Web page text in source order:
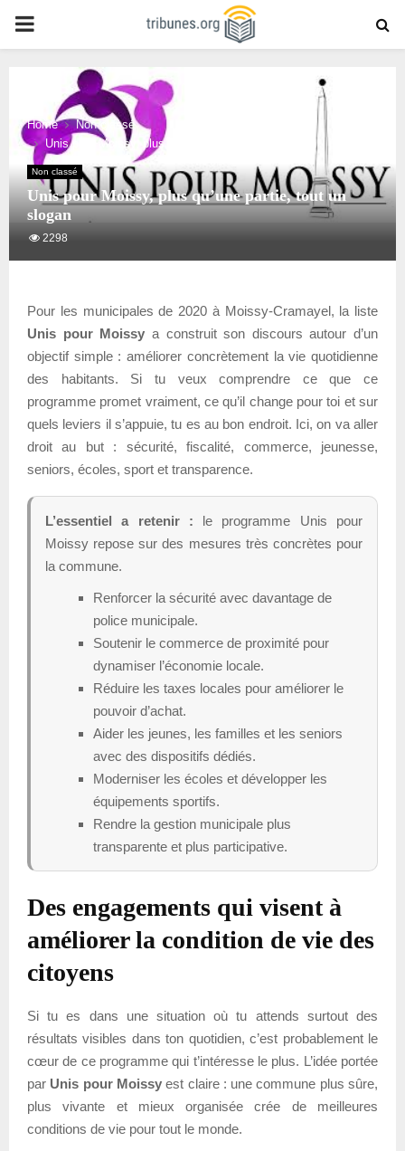
PRIMARY
Home
Non classé
Unis pour Moissy, plus qu’une partie, tout un slogan
Non classé
Unis pour Moissy, plus qu’une partie, tout un
slogan
2298
Pour les municipales de 2020 à Moissy-Cramayel, la liste
Unis pour Moissy a construit son discours autour d’un
objectif simple : améliorer concrètement la vie quotidienne
des habitants. Si tu veux comprendre ce que ce
programme promet vraiment, ce qu’il change pour toi et sur
quels leviers il s’appuie, tu es au bon endroit. Ici, on va aller
droit au but : sécurité, fiscalité, commerce, jeunesse,
seniors, écoles, sport et transparence.
L’essentiel a retenir : le programme Unis pour
Moissy repose sur des mesures très concrètes pour
la commune.
Renforcer la sécurité avec davantage de
police municipale.
Soutenir le commerce de proximité pour
dynamiser l’économie locale.
Réduire les taxes locales pour améliorer le
pouvoir d’achat.
Aider les jeunes, les familles et les seniors
avec des dispositifs dédiés.
Moderniser les écoles et développer les
équipements sportifs.
Rendre la gestion municipale plus
transparente et plus participative.
Des engagements qui visent à
améliorer la condition de vie des
citoyens
Si tu es dans une situation où tu attends surtout des
résultats visibles dans ton quotidien, c’est probablement le
cœur de ce programme qui t’intéresse le plus. L’idée portée
par Unis pour Moissyest claire : une commune plus sûre,
plus vivante et mieux organisée crée de meilleures
conditions de vie pour tout le monde.